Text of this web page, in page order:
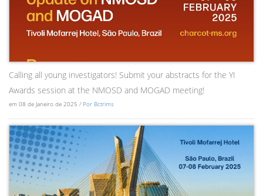
Calling all young investigators! Submit your abstracts for the YI
Awards session at the NMOSD and MOGAD meeting!
em 08 de Janeiro de 2025 / Por Bctrims